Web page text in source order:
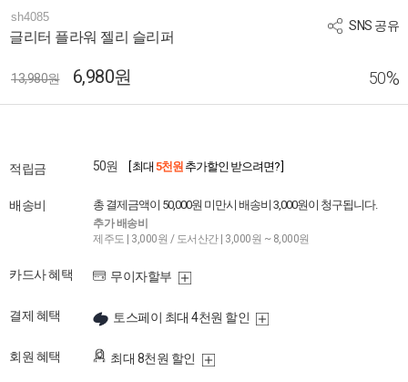
SNS 공유
sh4085
글리터 플라워 젤리 슬리퍼
13,980원 6,980원 50%
적립금 50원 [ 최대 5천원 추가할인 받으려면? ]
배송비 총 결제금액이 50,000원 미만시 배송비 3,000원이 청구됩니다.
추가 배송비
제주도 | 3,000원 / 도서산간 | 3,000원 ~ 8,000원
카드사 혜택 무이자할부
결제 혜택 토스페이 최대 4천원 할인
회원 혜택 최대 8천원 할인